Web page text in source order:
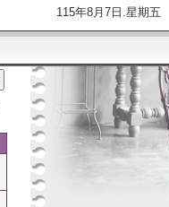
115年8月7日.星期五